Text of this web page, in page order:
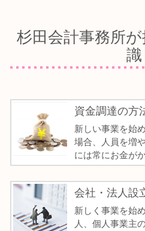
杉田会計事務所
識
資金調達の方
新しい事業を始
場合、人員を増
には常にお金が
会社・法人設
新しく事業を始
人、個人事業主